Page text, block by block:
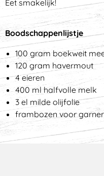
Eet smakelijk!
Boodschappenlijstje
100 gram boekweit
120 gram havermout
4 eieren
400 ml halfvolle melk
3 el milde olijfolie
frambozen voor